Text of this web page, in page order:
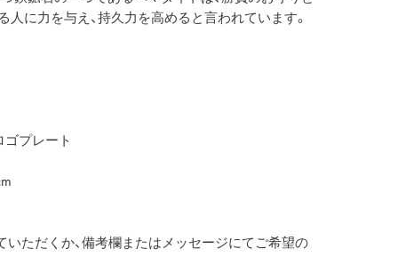
人に力を与え、持久力を高めると言われています。
ゴプレート
いただくか、備考欄またはメッセージにてご希望の